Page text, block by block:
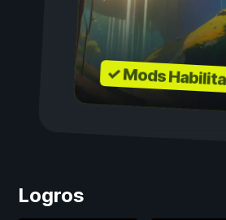
✓ Mods
Logros